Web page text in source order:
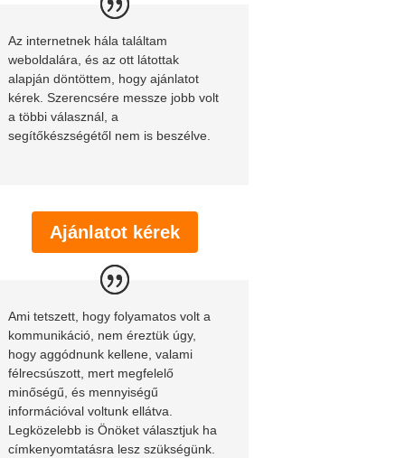
Az internetnek hála találtam
weboldalára, és az ott látottak
alapján döntöttem, hogy ajánlatot
kérek. Szerencsére messze jobb volt
a többi válasznál, a
segítőkészségétől nem is beszélve.
Ajánlatot kérek
Ami tetszett, hogy folyamatos volt a
kommunikáció, nem éreztük úgy,
hogy aggódnunk kellene, valami
félrecsúszott, mert megfelelő
minőségű, és mennyiségű
információval voltunk ellátva.
Legközelebb is Önöket választjuk ha
címkenyomtatásra lesz szükségünk.